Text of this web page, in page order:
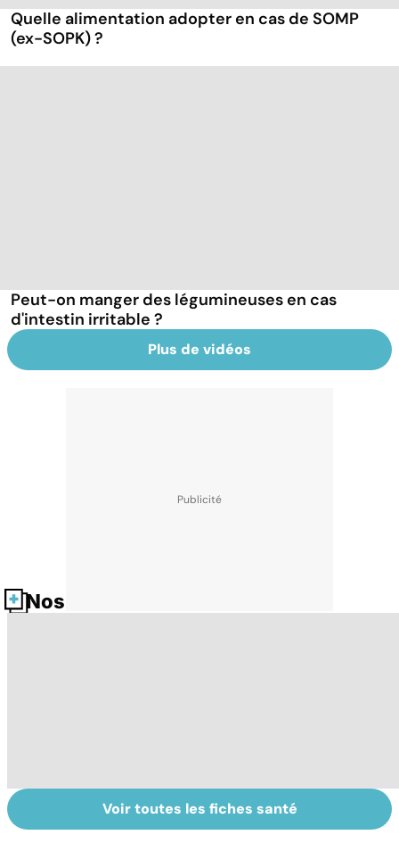
Quelle alimentation adopter en cas de SOMP
(ex-SOPK) ?
Peut-on manger des légumineuses en cas
d'intestin irritable ?
Plus de vidéos
Nos fiches santé
Tout savoir sur
les infections
Inflammation des
amygdales : que
Voir toutes les fiches santé